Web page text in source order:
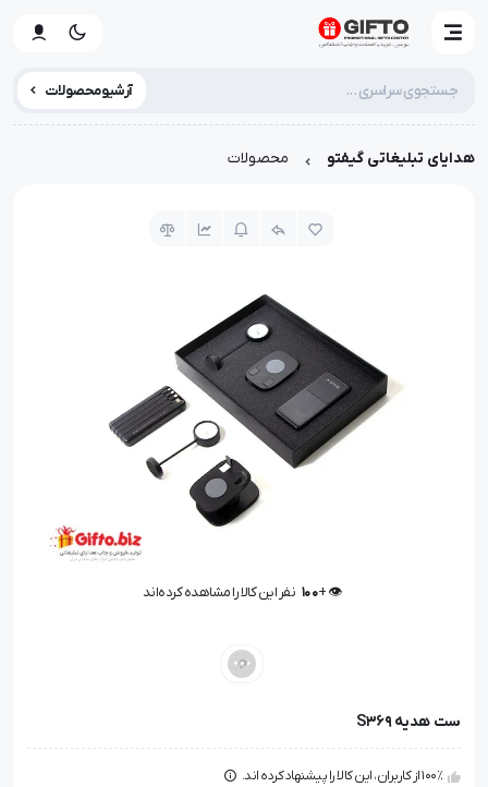
آرشیو محصولات
هدایای تبلیغاتی گیفتو محصولات
👁️ +
100 نفر این کالا را مشاهده کرده‌اند
ست هدیه S369
100٪ از کاربران، این کالا را پیشنهاد کرده اند.